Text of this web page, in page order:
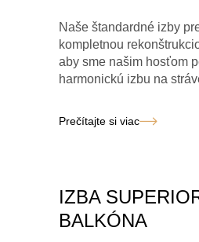
Naše štandardné izby
kompletnou
aby sme našim hosťom
harmonickú izbu na
Prečítajte si viac
IZBA
BALKÓNA